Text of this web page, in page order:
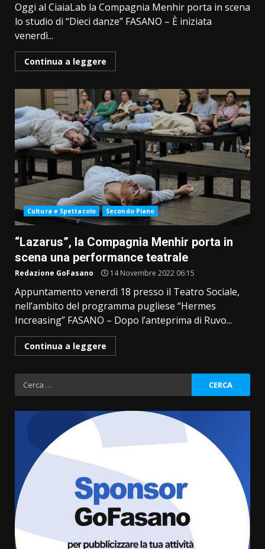
Oggi al CiaiaLab la Compagnia Menhir porta in scena
lo studio di “Dieci danze” FASANO – È iniziata
venerdì...
Continua a leggere
Cultura e Spettacolo Secondo Piano
“Lazarus”, la Compagnia Menhir porta in
scena una performance teatrale
Redazione GoFasano 14 Novembre 2022 06:15
Appuntamento venerdì 18 presso il Teatro Sociale,
nell’ambito del programma pugliese “Hermes
Increasing” FASANO – Dopo l’anteprima di Ruvo...
Continua a leggere
Ricerca
per:
Savelletri in festa, domani sera
grande spettacolo con Uccio De
8 Agosto 2026 07:30